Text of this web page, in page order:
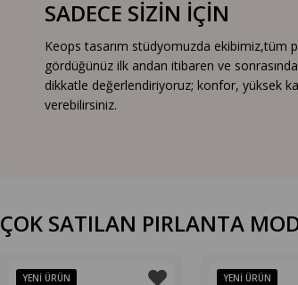
SADECE SİZİN İÇİN
Keops tasarım stüdyomuzda ekibimiz,tüm
gördüğünüz ilk andan itibaren ve
dikkatle değerlendiriyoruz; konfor, yüksek
verebilirsiniz.
ÇOK SATILAN PIRLANTA
YENI ÜRÜN
YENI ÜRÜN